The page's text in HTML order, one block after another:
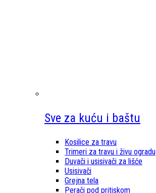
Sve za kuću i baštu
Kosilice za travu
Trimeri za travu i živu ogradu
Duvači i usisivači za lišće
Usisivači
Grejna tela
Perači pod pritiskom